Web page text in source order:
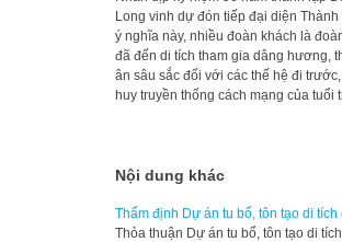
Long vinh dự đón tiếp đại diện
ý nghĩa này, nhiều đoàn khách là
đã đến di tích tham gia dâng hương,
ân sâu sắc đối với các thế hệ đi
huy truyền thống cách mạng của tuổi
Nội dung khác
Thẩm định Dự án tu bổ, tôn tạo di
Thỏa thuận Dự án tu bổ, tôn tạo di